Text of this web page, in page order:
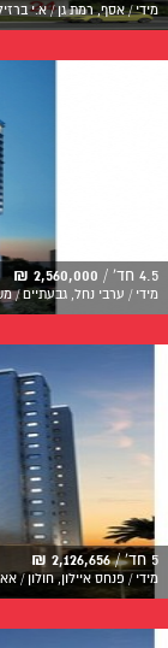
מידי / אסף, רמת גן / א.י
4.5 חד' / 2,560,000 ₪
מידי / ערבי נחל, גבעתיים /
5 חד' / 2,126,656 ₪
מידי / פנחס איילון, חולון /